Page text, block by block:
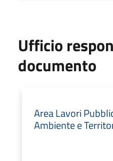
Ufficio
documento
Area Lavori
Ambiente e